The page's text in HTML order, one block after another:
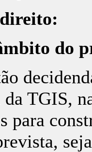
do
da TGIS,
para